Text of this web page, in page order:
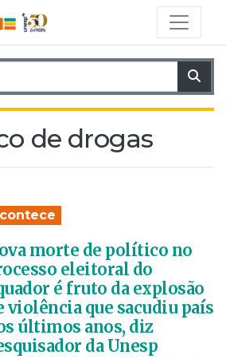
de drogas
morte de político no
eleitoral do
é fruto da explosão
violência que sacudiu país
últimos anos, diz
da Unesp